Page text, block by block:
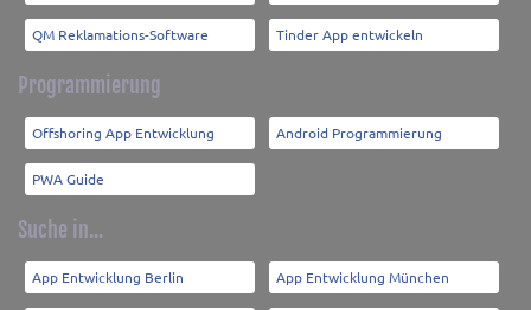
QM Reklamations-Software Tinder App entwickeln
Programmierung
Offshoring App Entwicklung Android Programmierung
PWA Guide
Suche in...
App Entwicklung Berlin App Entwicklung München